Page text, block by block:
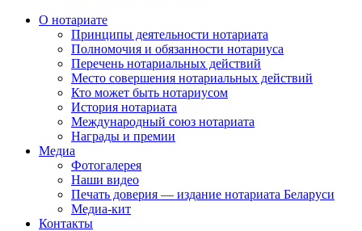
О нотариате
Принципы деятельности нотариата
Полномочия и обязанности нотариуса
Перечень нотариальных действий
Место совершения нотариальных действий
Кто может быть нотариусом
История нотариата
Международный союз нотариата
Награды и премии
Медиа
Фотогалерея
Наши видео
Печать доверия — издание нотариата Беларуси
Медиа-кит
Контакты